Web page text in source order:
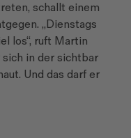
schallt einem
„Dienstags
los“, ruft Martin
in der sichtbar
Und das darf er